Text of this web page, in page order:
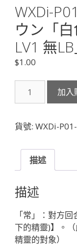
WXDi-
ウン「
LV1 無LB
$1.00
P01-
聖
チ
ウ
ウ
ン
「白
色
精
靈
加入
貨號: WXDi-
描述
描述
「常」：對方
下的精靈)】。
精靈的對象）